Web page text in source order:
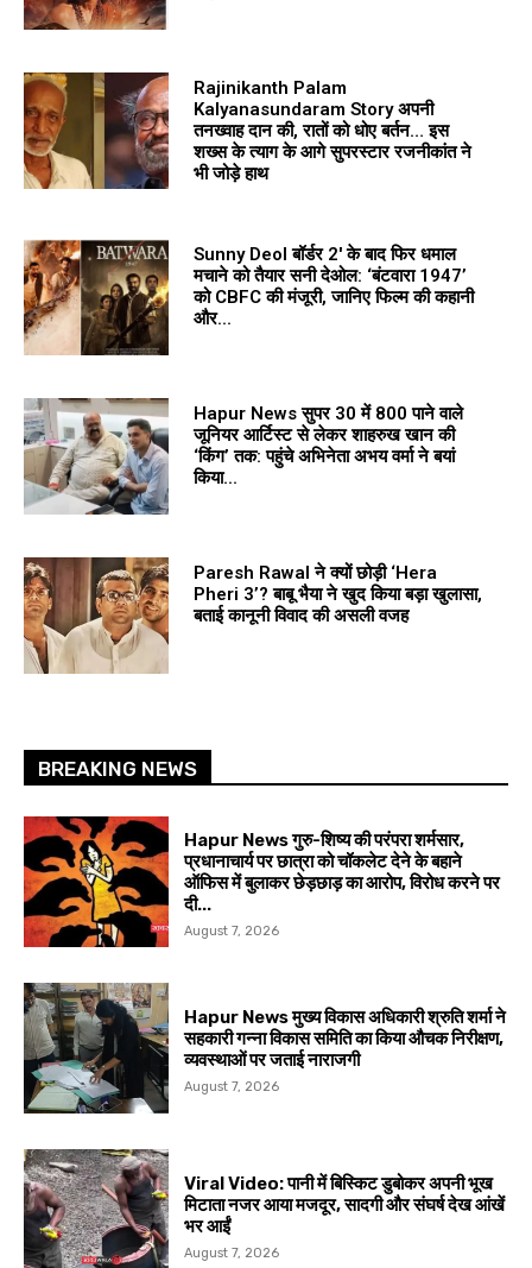
Rajinikanth Palam
Kalyanasundaram Story अपनी
तनख्वाह दान की, रातों को धोए बर्तन… इस
शख्स के त्याग के आगे सुपरस्टार रजनीकांत ने
भी जोड़े हाथ
Sunny Deol बॉर्डर 2′ के बाद फिर धमाल
मचाने को तैयार सनी देओल: ‘बंटवारा 1947’
को CBFC की मंजूरी, जानिए फिल्म की कहानी
और...
Hapur News सुपर 30 में ₹800 पाने वाले
जूनियर आर्टिस्ट से लेकर शाहरुख खान की
‘किंग’ तक: पहुंचे अभिनेता अभय वर्मा ने बयां
किया...
Paresh Rawal ने क्यों छोड़ी ‘Hera
Pheri 3’? बाबू भैया ने खुद किया बड़ा खुलासा,
बताई कानूनी विवाद की असली वजह
BREAKING NEWS
Hapur News गुरु-शिष्य की परंपरा शर्मसार,
प्रधानाचार्य पर छात्रा को चॉकलेट देने के बहाने
ऑफिस में बुलाकर छेड़छाड़ का आरोप, विरोध करने पर
दी...
August 7, 2026
Hapur News मुख्य विकास अधिकारी श्रुति शर्मा ने
सहकारी गन्ना विकास समिति का किया औचक निरीक्षण,
व्यवस्थाओं पर जताई नाराजगी
August 7, 2026
Viral Video: पानी में बिस्किट डुबोकर अपनी भूख
मिटाता नजर आया मजदूर, सादगी और संघर्ष देख आंखें
भर आईं
August 7, 2026